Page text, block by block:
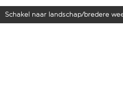
Schakel naar landschap/bredere